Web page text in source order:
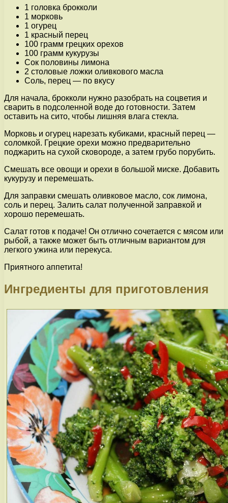
1 головка брокколи
1 морковь
1 огурец
1 красный перец
100 грамм грецких орехов
100 грамм кукурузы
Сок половины лимона
2 столовые ложки оливкового масла
Соль, перец — по вкусу
Для начала, брокколи нужно разобрать на соцветия и
сварить в подсоленной воде до готовности. Затем
оставить на сито, чтобы лишняя влага стекла.
Морковь и огурец нарезать кубиками, красный перец —
соломкой. Грецкие орехи можно предварительно
поджарить на сухой сковороде, а затем грубо порубить.
Смешать все овощи и орехи в большой миске. Добавить
кукурузу и перемешать.
Для заправки смешать оливковое масло, сок лимона,
соль и перец. Залить салат полученной заправкой и
хорошо перемешать.
Салат готов к подаче! Он отлично сочетается с мясом или
рыбой, а также может быть отличным вариантом для
легкого ужина или перекуса.
Приятного аппетита!
Ингредиенты для приготовления